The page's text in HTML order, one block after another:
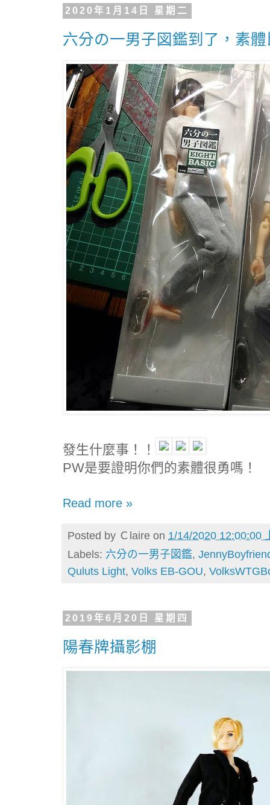
2020年1月14日 星期二
六分の一男子図鑑到了，素
發生什麼事！！
PW是要證明你們的素體很勇嗎！
Read more »
Posted by Ｃlaire on 1/14/2020 12:00:00
Labels: 六分の一男子図鑑,
Quluts Light, Volks EB-GOU,
2019年6月20日 星期四
陽春牌攝影棚